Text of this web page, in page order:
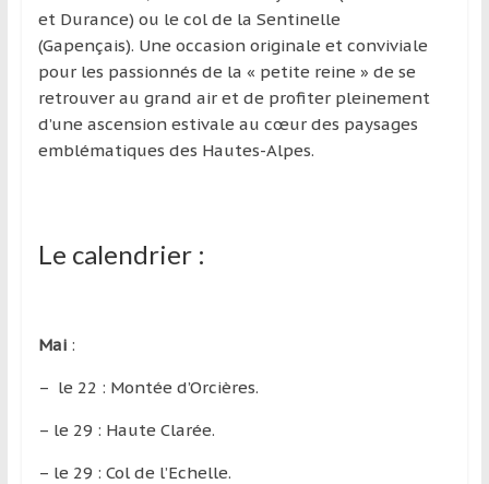
et Durance) ou le col de la Sentinelle
(Gapençais). Une occasion originale et conviviale
pour les passionnés de la « petite reine » de se
retrouver au grand air et de profiter pleinement
d’une ascension estivale au cœur des paysages
emblématiques des Hautes-Alpes.
Le calendrier :
Mai:
– le 22 : Montée d’Orcières.
– le 29 : Haute Clarée.
– le 29 : Col de l’Echelle.